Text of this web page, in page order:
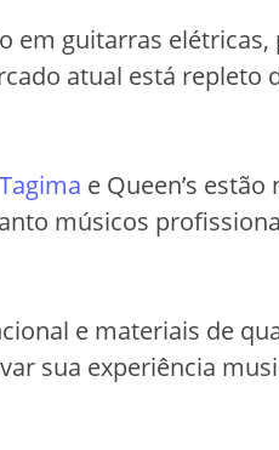
em guitarras elétricas,
atual está repleto
Tagima e Queen’s estão
músicos
e materiais de
sua experiência